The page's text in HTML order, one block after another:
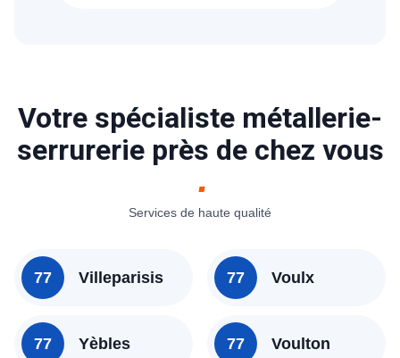
Votre spécialiste métallerie-
serrurerie près de chez vous
Services de haute qualité
77 Villeparisis
77 Yèbles
77 Voulx
77 Voulton